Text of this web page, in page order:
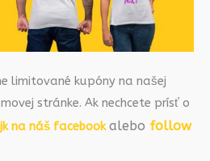
limitované kupóny na našej
stránke. Ak nechcete prísť o
na náš facebookalebo follow